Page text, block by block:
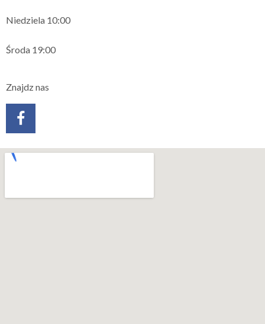
Niedziela 10:00
Środa 19:00
Znajdz nas